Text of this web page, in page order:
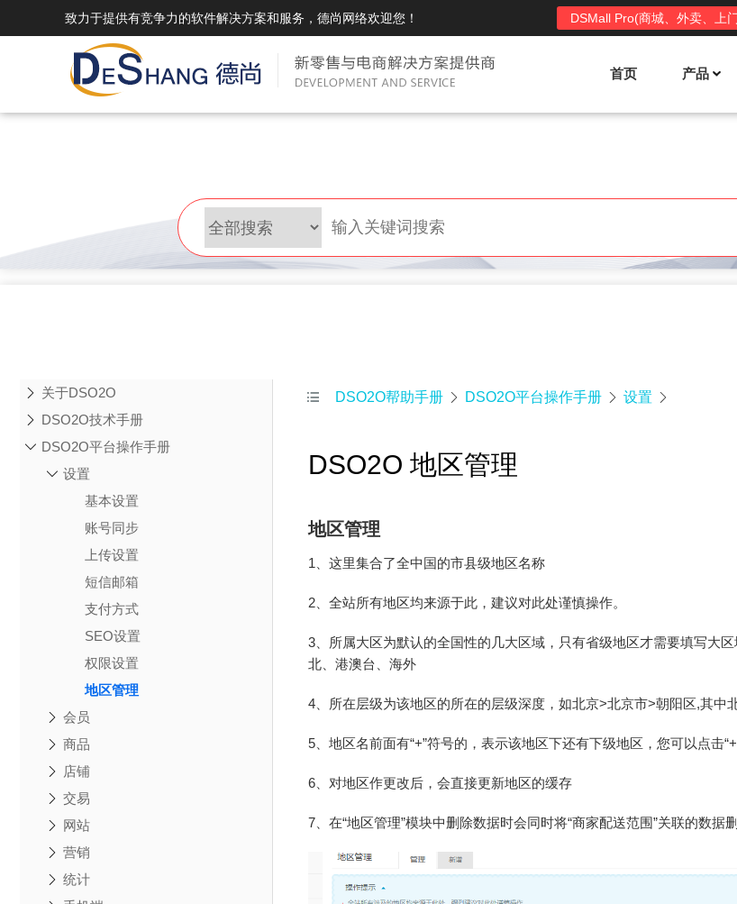
致力于提供有竞争力的软件解决方案和服务，德尚网络欢迎您！ DSMall Pro(商城、外卖、上
首页 产品
DSMall Pro功能列表
DSMall Pro支持商城购物，外卖，上门
服务，短视频等功能。
DSMall功能列表
系统支持平台自营、分销、拼团、限时
折扣、优惠套装、微信、小程序等
DSShop功能列表
关于DSO2O
DSO2O技术手册
DSO2O平台操作手册
设置
基本设置
账号同步
上传设置
短信邮箱
支付方式
SEO设置
权限设置
地区管理
会员
商品
店铺
交易
网站
营销
统计
 DSO2O帮助手册  DSO2O平台操作手册  设置 
DSO2O 地区管理
地区管理
1、这里集合了全中国的市县级地区名称
2、全站所有地区均来源于此，建议对此处谨慎操作。
3、所属大区为默认的全国性的几大区域，只有省级地区才需要填写大
北、港澳台、海外
4、所在层级为该地区的所在的层级深度，如北京>北京市>朝阳区,其中
5、地区名前面有“+”符号的，表示该地区下还有下级地区，您可以点击
6、对地区作更改后，会直接更新地区的缓存
7、在“地区管理”模块中删除数据时会同时将“商家配送范围”关联的数据